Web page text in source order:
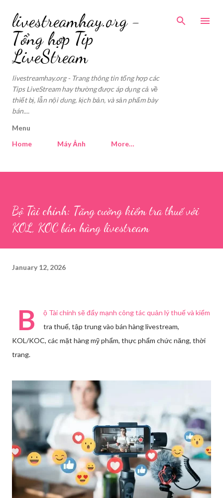
Skip to main content
livestreamhay.org -
Tổng hợp Tip
LiveStream
livestreamhay.org - Trang thông tin tổng hợp các
Tips LiveStream hay thường được áp dụng cả về
thiết bị, lẫn nội dung, kịch bản, và sản phẩm bày
bán....
Menu
Home
Máy Ảnh More…
Bộ Tài chính: Tăng cường kiểm tra thuế với
KOL, KOC bán hàng livestream
January 12, 2026
B
ộ Tài chính sẽ đẩy mạnh công tác quản lý thuế và kiểm
tra thuế, tập trung vào bán hàng livestream,
KOL/KOC, các mặt hàng mỹ phẩm, thực phẩm chức năng, thời
trang.